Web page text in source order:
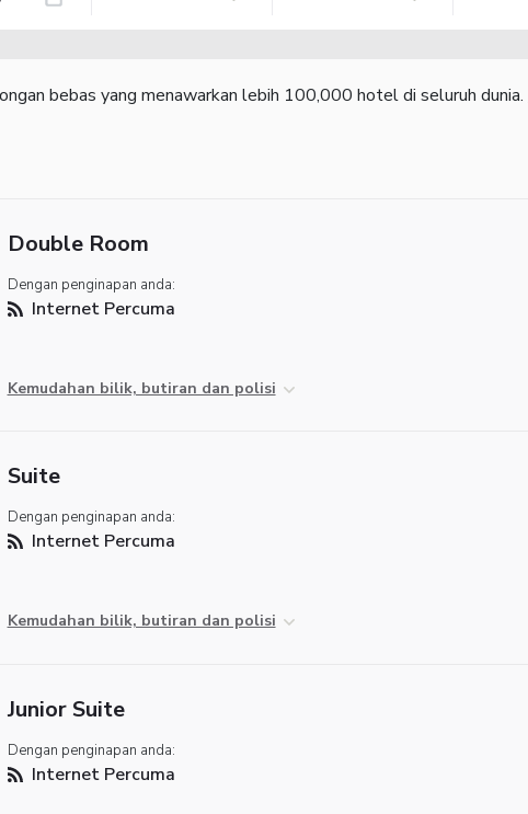
bebas yang menawarkan lebih 100,000 hotel di seluruh dunia.
Double Room
Dengan penginapan anda:
Internet Percuma
Kemudahan bilik, butiran dan polisi
Suite
Dengan penginapan anda:
Internet Percuma
Kemudahan bilik, butiran dan polisi
Junior Suite
Dengan penginapan anda:
Internet Percuma